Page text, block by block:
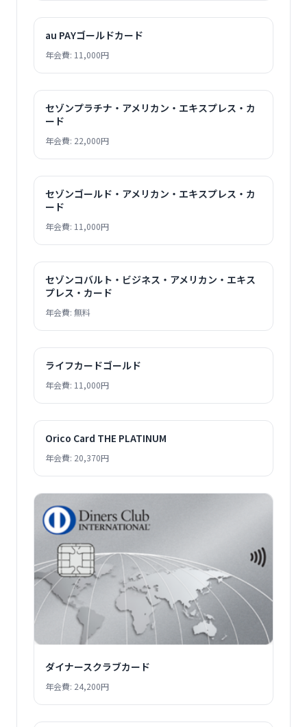
au PAYゴールドカード
年会費: 11,000円
セゾンプラチナ・アメリカン・エキスプレス・カ
ード
年会費: 22,000円
セゾンゴールド・アメリカン・エキスプレス・カ
ード
年会費: 11,000円
セゾンコバルト・ビジネス・アメリカン・エキス
プレス・カード
年会費: 無料
ライフカードゴールド
年会費: 11,000円
Orico Card THE PLATINUM
年会費: 20,370円
ダイナースクラブカード
年会費: 24,200円